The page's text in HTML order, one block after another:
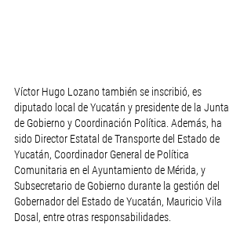
Víctor Hugo Lozano también se inscribió, es
diputado local de Yucatán y presidente de la Junta
de Gobierno y Coordinación Política. Además, ha
sido Director Estatal de Transporte del Estado de
Yucatán, Coordinador General de Política
Comunitaria en el Ayuntamiento de Mérida, y
Subsecretario de Gobierno durante la gestión del
Gobernador del Estado de Yucatán, Mauricio Vila
Dosal, entre otras responsabilidades.